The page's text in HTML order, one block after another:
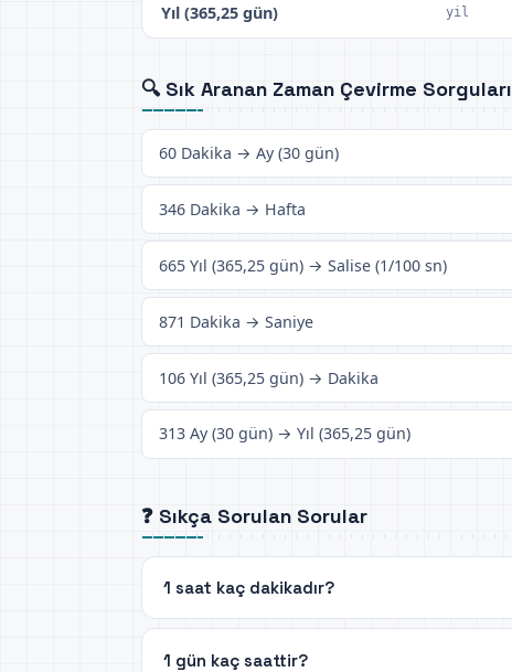
Yıl (365,25 gün) yil
🔍 Sık Aranan Zaman Çevirme Sorguları
60 Dakika → Ay (30 gün)
346 Dakika → Hafta
665 Yıl (365,25 gün) → Salise (1/100 sn)
871 Dakika → Saniye
106 Yıl (365,25 gün) → Dakika
313 Ay (30 gün) → Yıl (365,25 gün)
❓ Sıkça Sorulan Sorular
1 saat kaç dakikadır?
1 gün kaç saattir?